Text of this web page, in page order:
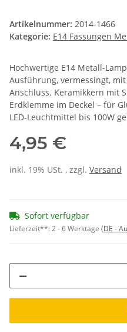
Artikelnummer: 2014-1466
Kategorie: E14 Fassungen
Hochwertige E14 Metall-
Ausführung, vermessingt,
Anschluss. Keramikkern mit
Erdklemme im Deckel – für
LED-Leuchtmittel bis 100W
4,95 €
inkl. 19% USt. , zzgl. Versand
Sofort verfügbar
Lieferzeit**:2 - 6 Werktage (DE -